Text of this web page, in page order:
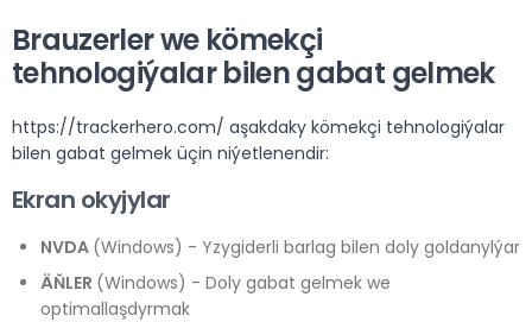
Brauzerler we kömekçi
tehnologiýalar bilen gabat gelmek
https://trackerhero.com/ aşakdaky kömekçi tehnologiýalar
bilen gabat gelmek üçin niýetlenendir:
Ekran okyjylar
NVDA (Windows) - Yzygiderli barlag bilen doly goldanylýar
ÄŇLER (Windows) - Doly gabat gelmek we
optimallaşdyrmak